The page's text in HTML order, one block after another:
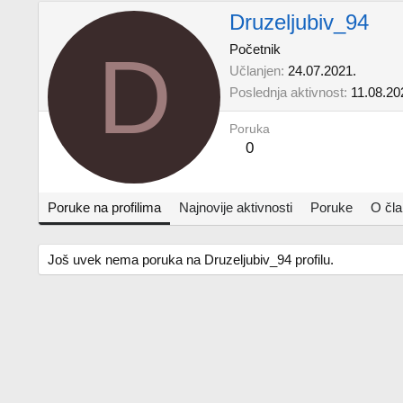
D
Druzeljubiv_94
Početnik
Učlanjen 24.07.2021.
Poslednja aktivnost
Poruka
0
Poruke na profilima Najnovije aktivnosti Poruke O
Još uvek nema poruka na Druzeljubiv_94 profilu.